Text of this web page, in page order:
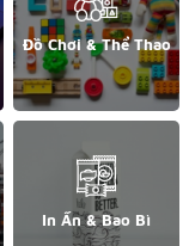
Đồ Chơi & Thể Thao
In Ấn & Bao Bì